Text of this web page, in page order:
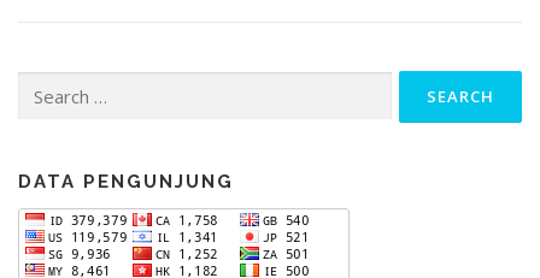
for:
DATA PENGUNJUNG